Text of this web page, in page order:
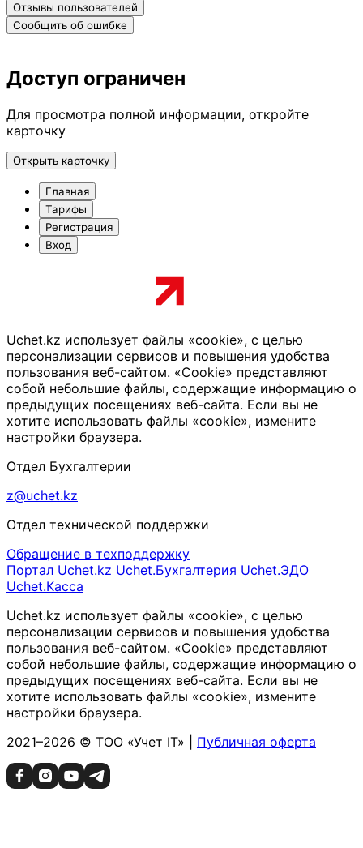
Отзывы пользователей
Сообщить об ошибке
Доступ ограничен
Для просмотра полной информации, откройте
карточку
Открыть карточку
Главная
Тарифы
Регистрация
Вход
Uchet.kz использует файлы «cookie», с целью
персонализации сервисов и повышения удобства
пользования веб-сайтом. «Cookie» представляют
собой небольшие файлы, содержащие информацию о
предыдущих посещениях веб-сайта. Если вы не
хотите использовать файлы «cookie», измените
настройки браузера.
Отдел Бухгалтерии
z@uchet.kz
Отдел технической поддержки
Обращение в техподдержку
Портал Uchet.kz Uchet.Бухгалтерия Uchet.ЭДО
Uchet.Касса
Uchet.kz использует файлы «cookie», с целью
персонализации сервисов и повышения удобства
пользования веб-сайтом. «Cookie» представляют
собой небольшие файлы, содержащие информацию о
предыдущих посещениях веб-сайта. Если вы не
хотите использовать файлы «cookie», измените
настройки браузера.
2021–2026 © ТОО «Учет IT» | Публичная оферта